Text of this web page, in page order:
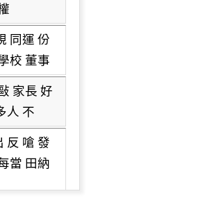
同運 份
校 董事
家長 好
人 不
反 嗆 發
當 田納